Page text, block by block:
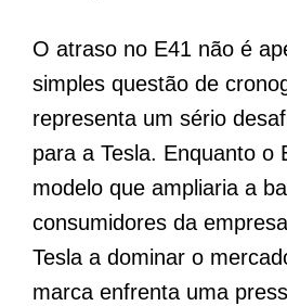
O atraso no E41 não é
simples questão de
representa um sério
para a Tesla. Enquanto o
modelo que ampliaria a
consumidores da
Tesla a dominar o
marca enfrenta uma